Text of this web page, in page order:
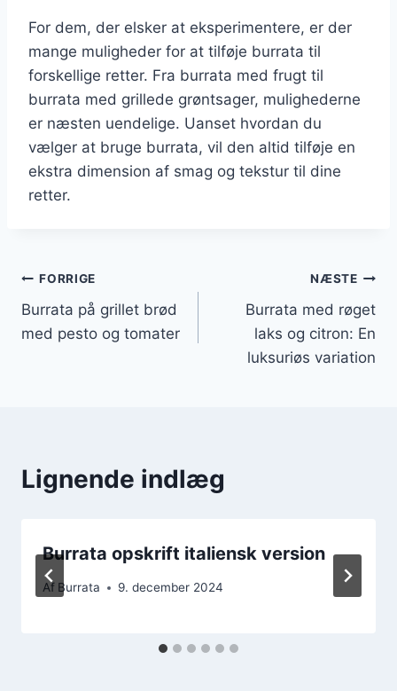
For dem, der elsker at eksperimentere, er der
mange muligheder for at tilføje burrata til
forskellige retter. Fra burrata med frugt til
burrata med grillede grøntsager, mulighederne
er næsten uendelige. Uanset hvordan du
vælger at bruge burrata, vil den altid tilføje en
ekstra dimension af smag og tekstur til dine
retter.
Indlægsnavigation
FORRIGE
Burrata på grillet brød
med pesto og tomater
NÆSTE
Burrata med røget
laks og citron: En
luksuriøs variation
Lignende indlæg
Burrata opskrift italiensk version
Af Burrata 9. december 2024